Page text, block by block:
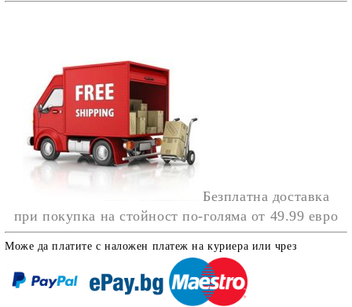
Безплатна доставка
при покупка на стойност по-голяма от 49.99 евро
Може да платите с наложен платеж на куриера или чрез